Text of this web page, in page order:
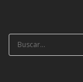
Búsqueda
para: